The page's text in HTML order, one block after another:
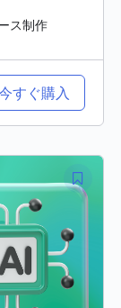
ス制作
すぐ購入